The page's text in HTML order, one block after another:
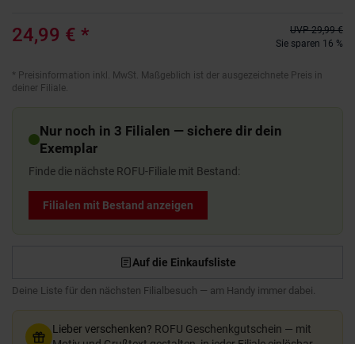
24,99 € * UVP 29,99 €
Sie sparen 16 %
* Preisinformation inkl. MwSt. Maßgeblich ist der ausgezeichnete Preis in
deiner Filiale.
Nur noch in 3 Filialen — sichere dir dein
Exemplar
Finde die nächste ROFU-Filiale mit Bestand:
Filialen mit Bestand anzeigen
Auf die Einkaufsliste
Deine Liste für den nächsten Filialbesuch — am Handy immer dabei.
Lieber verschenken? ROFU Geschenkgutschein — mit